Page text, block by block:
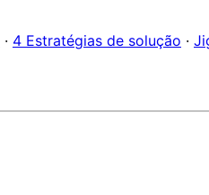
· 4 Estratégias de solução ·